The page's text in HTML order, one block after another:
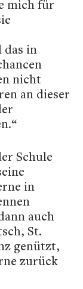
mich für
das in
nicht
an dieser
Schule
in
auch
St.
genützt,
zurück